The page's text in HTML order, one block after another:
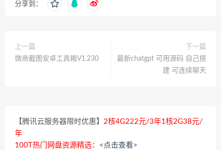
分享到：
上一篇
微商截图安卓工具箱V1.230
下一篇
最新chatgpt 可用源码 自己搭
建 可连续聊天
【腾讯云服务器限时优惠】 2核4G222元/3年1核2G38元/
年
100T热门网盘资源精选： <点击查看>